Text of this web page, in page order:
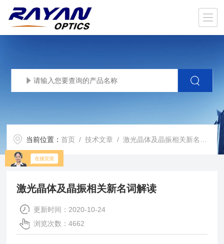
当前位置：首页 /技术文章 / 激光晶体及晶振相关新名词解读
激光晶体及晶振相关新名词解读
更新时间：2020-10-24
浏览次数：4662